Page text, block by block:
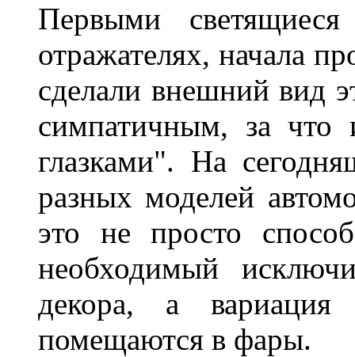
Первыми
отражателях, начала
сделали внешний вид
симпатичным, за что
глазками". На
разных моделей
это не просто
необходимый
декора, а вариация
помещаются в фары.